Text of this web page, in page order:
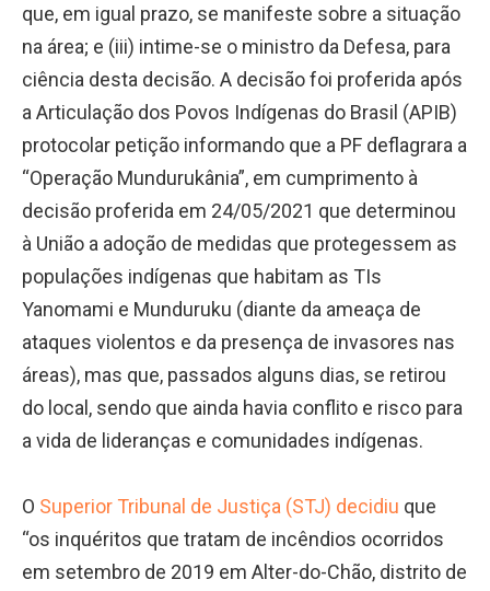
que, em igual prazo, se manifeste sobre a situação
na área; e (iii) intime-se o ministro da Defesa, para
ciência desta decisão. A decisão foi proferida após
a Articulação dos Povos Indígenas do Brasil (APIB)
protocolar petição informando que a PF deflagrara a
“Operação Mundurukânia”, em cumprimento à
decisão proferida em 24/05/2021 que determinou
à União a adoção de medidas que protegessem as
populações indígenas que habitam as TIs
Yanomami e Munduruku (diante da ameaça de
ataques violentos e da presença de invasores nas
áreas), mas que, passados alguns dias, se retirou
do local, sendo que ainda havia conflito e risco para
a vida de lideranças e comunidades indígenas.
O Superior Tribunal de Justiça (STJ) decidiu que
“os inquéritos que tratam de incêndios ocorridos
em setembro de 2019 em Alter-do-Chão, distrito de